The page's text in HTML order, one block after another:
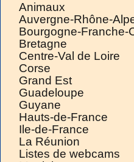
Animaux
Auvergne-Rhône-
Bourgogne-Franche-
Bretagne
Centre-Val de Loire
Corse
Grand Est
Guadeloupe
Guyane
Hauts-de-France
Ile-de-France
La Réunion
Listes de webcams